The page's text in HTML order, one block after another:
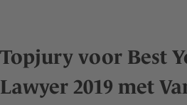
Topjury voor Best
Lawyer 2019 met